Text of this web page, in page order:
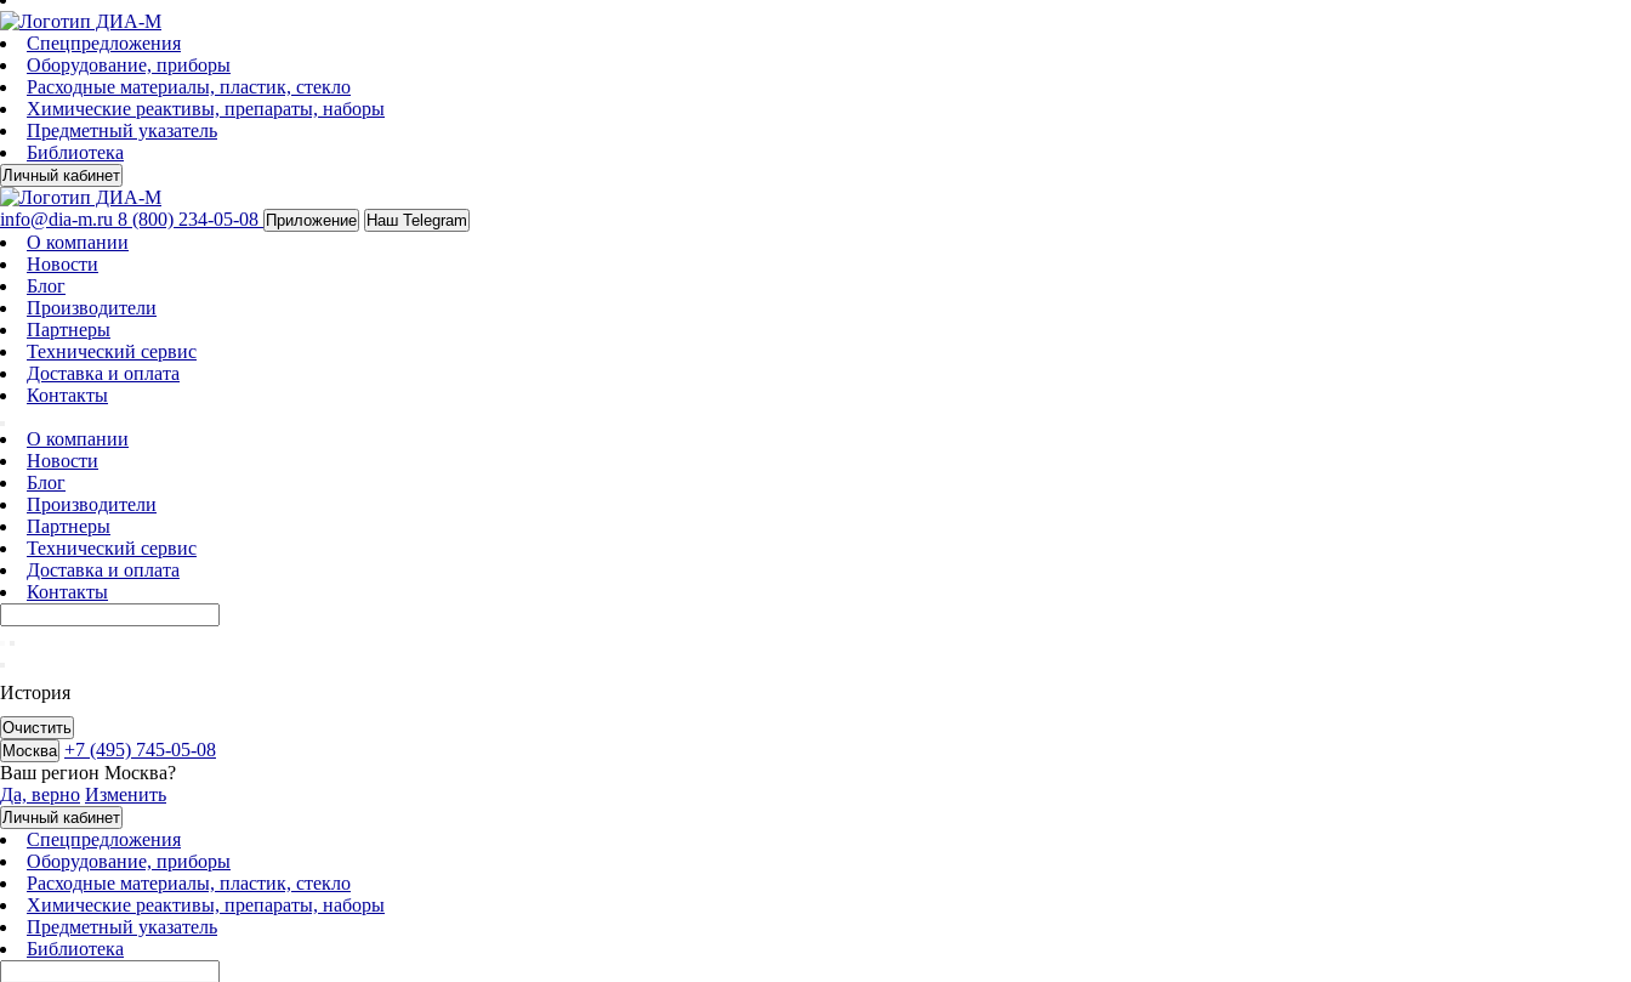
Спецпредложения
Оборудование, приборы
Расходные материалы, пластик, стекло
Химические реактивы, препараты, наборы
Предметный указатель
Библиотека
Личный кабинет
info@dia-m.ru 8 (800) 234-05-08 Приложение Наш Telegram
О компании
Новости
Блог
Производители
Партнеры
Технический сервис
Доставка и оплата
Контакты
О компании
Новости
Блог
Производители
Партнеры
Технический сервис
Доставка и оплата
Контакты
История
Очистить
Москва +7 (495) 745-05-08
Ваш регион Москва?
Да, верно Изменить
Личный кабинет
Спецпредложения
Оборудование, приборы
Расходные материалы, пластик, стекло
Химические реактивы, препараты, наборы
Предметный указатель
Библиотека